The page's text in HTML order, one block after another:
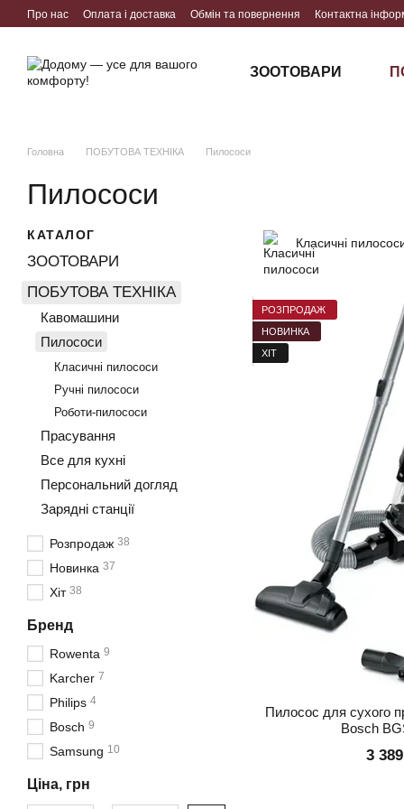
Перейти до основного контенту
Про нас Оплата і доставка Обмін та повернення Контактна
ЗООТОВАРИ
Головна ПОБУТОВА ТЕХНІКА Пилососи
Пилососи
Класичні
РОЗПРОДАЖ
НОВИНКА
ХІТ
Пилосос для сухого
Bosch
3
КАТАЛОГ
ЗООТОВАРИ
ПОБУТОВА ТЕХНІКА
Кавомашини
Пилососи
Класичні пилососи
Ручні пилососи
Роботи-пилососи
Прасування
Все для кухні
Персональний догляд
Зарядні станції
Розпродаж 38
Новинка 37
Хіт 38
Бренд
Rowenta 9
Karcher 7
Philips 4
Bosch 9
Samsung 10
Ціна, грн